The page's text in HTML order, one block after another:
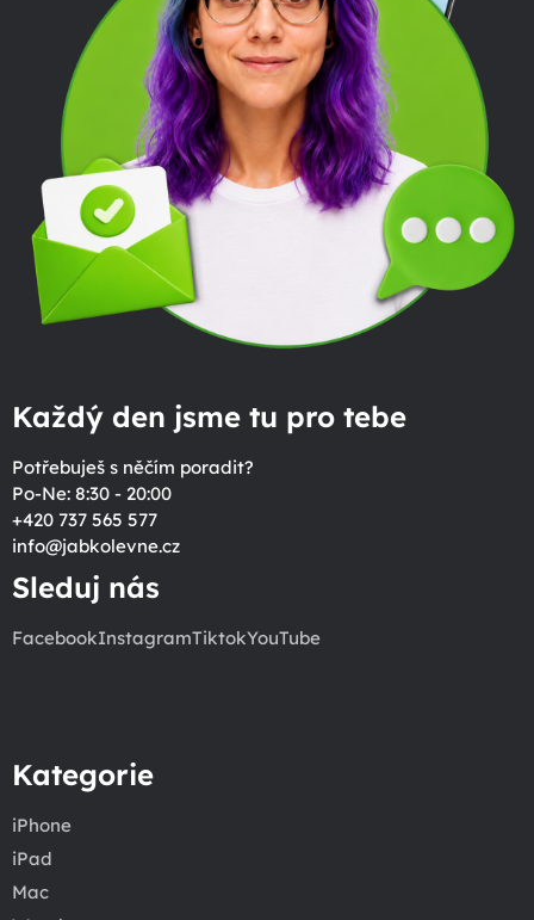
Každý den jsme tu pro tebe
Potřebuješ s něčím poradit?
Po-Ne: 8:30 - 20:00
+420 737 565 577
info@jabkolevne.cz
Sleduj nás
FacebookInstagramTiktokYouTube
Kategorie
iPhone
iPad
Mac